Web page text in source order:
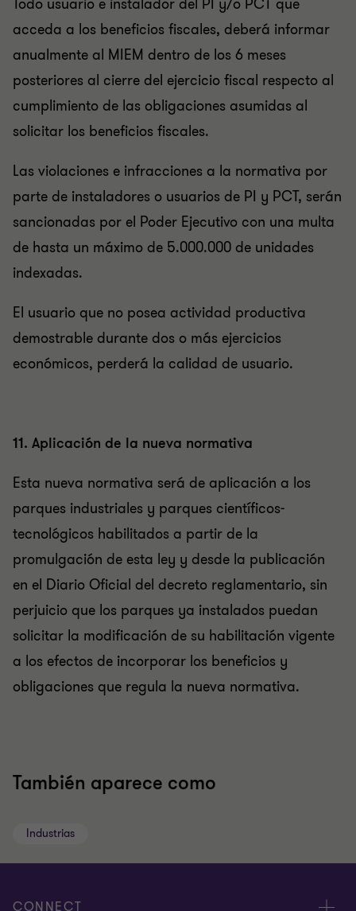
Todo usuario e instalador del PI y/o PCT que
acceda a los beneficios fiscales, deberá informar
anualmente al MIEM dentro de los 6 meses
posteriores al cierre del ejercicio fiscal respecto al
cumplimiento de las obligaciones asumidas al
solicitar los beneficios fiscales.
Las violaciones e infracciones a la normativa por
parte de instaladores o usuarios de PI y PCT, serán
sancionadas por el Poder Ejecutivo con una multa
de hasta un máximo de 5.000.000 de unidades
indexadas.
El usuario que no posea actividad productiva
demostrable durante dos o más ejercicios
económicos, perderá la calidad de usuario.
11. Aplicación de la nueva normativa
Esta nueva normativa será de aplicación a los
parques industriales y parques científicos-
tecnológicos habilitados a partir de la
promulgación de esta ley y desde la publicación
en el Diario Oficial del decreto reglamentario, sin
perjuicio que los parques ya instalados puedan
solicitar la modificación de su habilitación vigente
a los efectos de incorporar los beneficios y
obligaciones que regula la nueva normativa.
También aparece como
Industrias
CONNECT